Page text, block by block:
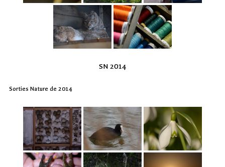
SN 2014
Sorties Nature de 2014